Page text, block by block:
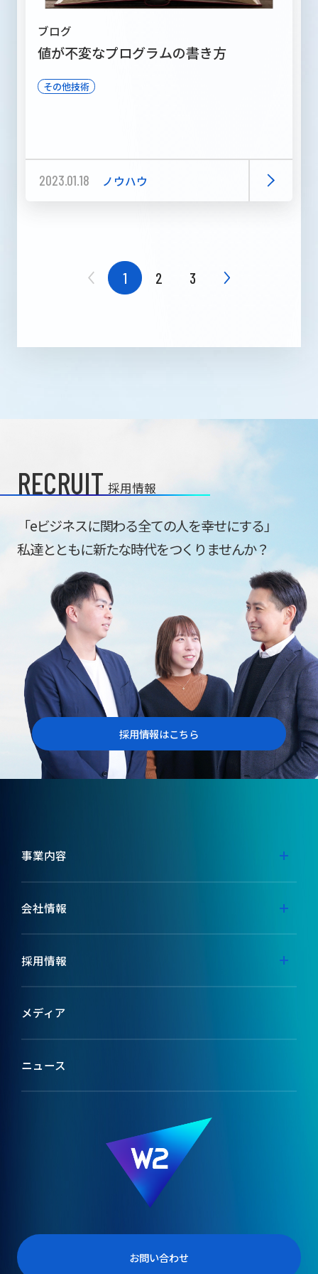
ブログ
値が不変なプログラムの書き方
その他技術
2023.01.18 ノウハウ
1 2 3
RECRUIT 採用情報
「eビジネスに関わる全ての人を幸せにする」
私達とともに新たな時代をつくりませんか？
採用情報はこちら
お問い合わせ
事業内容
事業内容
会社情報
代表メッセージ
ミッション
ブランドコンセプト
採用情報
採用特設サイト
テックメディア
メディア
ニュース